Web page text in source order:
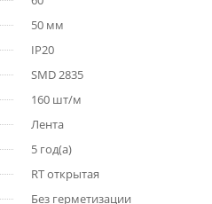
50 мм
IP20
SMD 2835
160 шт/м
Лента
5 год(а)
RT открытая
Без герметизации